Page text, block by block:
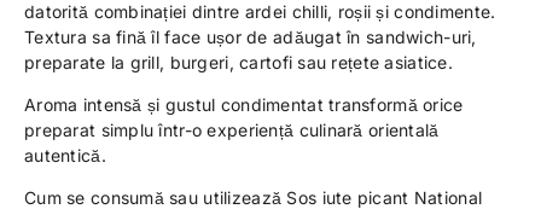
datorită combinației dintre ardei chilli, roșii și condimente.
Textura sa fină îl face ușor de adăugat în sandwich-uri,
preparate la grill, burgeri, cartofi sau rețete asiatice.
Aroma intensă și gustul condimentat transformă orice
preparat simplu într-o experiență culinară orientală
autentică.
Cum se consumă sau utilizează Sos iute picant National